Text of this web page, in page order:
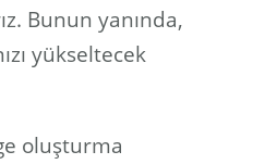
Bunun yanında,
yükseltecek
oluşturma